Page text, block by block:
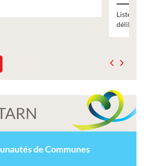
du conseil municipal du 19 décembre 2025
de Communes